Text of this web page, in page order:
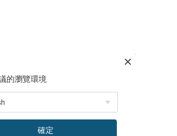
的瀏覽環境
確定